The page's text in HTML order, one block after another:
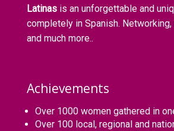
Latinas is an unforgettable and
completely in Spanish.
and much more..
Achievements
Over 1000 women gathered in
Over 100 local, regional and